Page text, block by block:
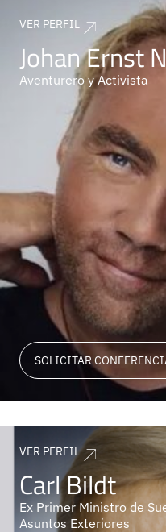
VER PERFIL
Johan Ernst
Aventurero y Activista
SOLICITAR
VER PERFIL
Carl Bildt
Ex Primer Ministro de
Asuntos Exteriores